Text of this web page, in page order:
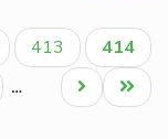
Paĝo
413
Aktuala
paĝo
414
…
Last
page
Next
page